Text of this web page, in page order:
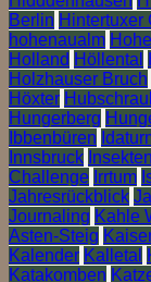
Berlin Hintertuxer
hohenaualm
Holland Höllental
Holzhauser Bruch
Höxter
Hungerberg
Ibbenbüren
Innsbruck
Challenge Irrtum
Jahresrückblick
Journaling Kahle
Asten-Steig
Kalender Kalletal
Katakomben